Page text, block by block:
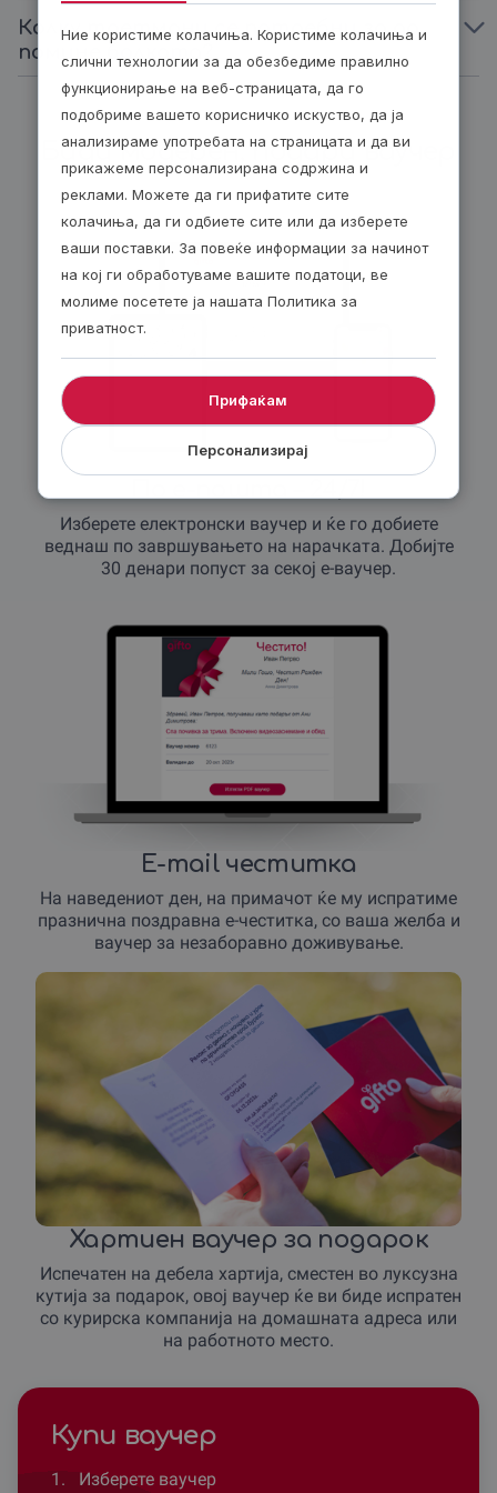
Колку третмани се потребни за да
помине болката?
Биди модерен, подари ваучер
Изберете електронски ваучер и ќе го добиете
веднаш по завршувањето на нарачката. Добијте
30 денари попуст за секој е-ваучер.
E-mail честитка
На наведениот ден, на примачот ќе му испратиме
празнична поздравна е-честитка, со ваша желба и
ваучер за незаборавно доживување.
Хартиен ваучер за подарок
Испечатен на дебела хартија, сместен во луксузна
кутија за подарок, овој ваучер ќе ви биде испратен
со курирска компанија на домашната адреса или
на работното место.
Купи ваучер
1. Изберете ваучер
Ние користиме колачиња. Користиме колачиња и
слични технологии за да обезбедиме правилно
функционирање на веб-страницата, да го
подобриме вашето корисничко искуство, да ја
анализираме употребата на страницата и да ви
прикажеме персонализирана содржина и
реклами. Можете да ги прифатите сите
колачиња, да ги одбиете сите или да изберете
ваши поставки. За повеќе информации за начинот
на кој ги обработуваме вашите податоци, ве
молиме посетете ја нашата Политика за
приватност.
Персонализирај
Прифаќам